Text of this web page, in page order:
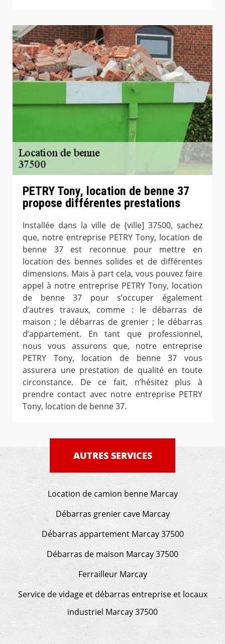
PETRY Tony, location de benne 37
propose différentes prestations
Installée dans la ville de {ville] 37500, sachez
que, notre entreprise PETRY Tony, location de
benne 37 est reconnue pour mettre en
location des bennes solides et de différentes
dimensions. Mais à part cela, vous pouvez faire
appel à notre entreprise PETRY Tony, location
de benne 37 pour s’occuper également
d’autres travaux, comme : le débarras de
maison ; le débarras de grenier ; le débarras
d’appartement. En tant que professionnel,
nous vous assurons que, notre entreprise
PETRY Tony, location de benne 37 vous
assurera une prestation de qualité en toute
circonstance. De ce fait, n’hésitez plus à
prendre contact avec notre entreprise PETRY
Tony, location de benne 37.
AUTRES SERVICES
Location de camion benne Marcay
Débarras grenier cave Marcay
Débarras appartement Marcay 37500
Débarras de maison Marcay 37500
Ferrailleur Marcay
Service de vidage et débarras entreprise et locaux
industriel Marcay 37500